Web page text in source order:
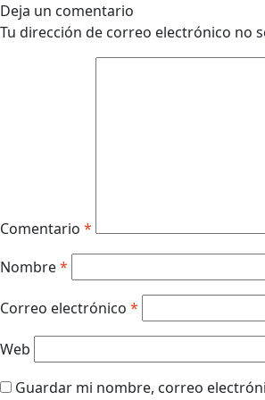
Deja un comentario
Tu dirección de correo electrónico no
Comentario *
Nombre*
Correo electrónico *
Web
Guardar mi nombre, correo